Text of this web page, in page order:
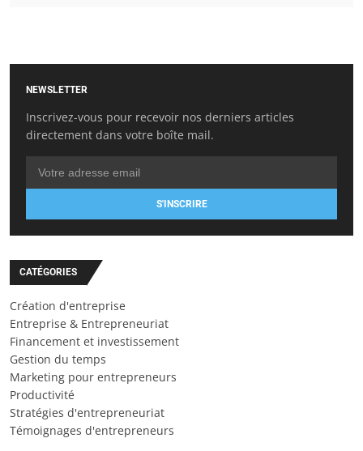
NEWSLETTER
Inscrivez-vous pour recevoir nos derniers articles
directement dans votre boîte mail.
S'INSCRIRE
CATÉGORIES
Création d'entreprise
Entreprise & Entrepreneuriat
Financement et investissement
Gestion du temps
Marketing pour entrepreneurs
Productivité
Stratégies d'entrepreneuriat
Témoignages d'entrepreneurs